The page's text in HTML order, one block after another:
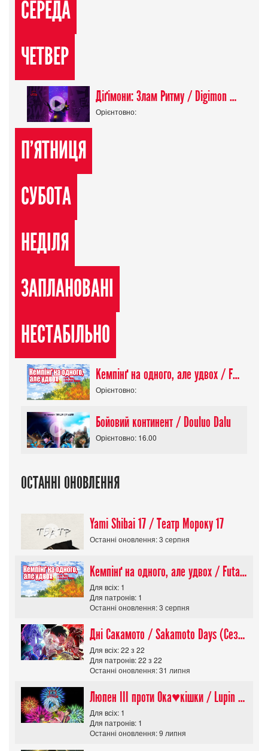
СЕРЕДА
ЧЕТВЕР
Діґімони: Злам Ритму / Digimon Beatbreak
Орієнтовно:
П'ЯТНИЦЯ
СУБОТА
НЕДІЛЯ
ЗАПЛАНОВАНІ
НЕСТАБІЛЬНО
Кемпінґ на одного, але удвох / Futari Solo Camp
Орієнтовно:
Бойовий континент / Douluo Dalu
Орієнтовно: 16.00
ОСТАННІ ОНОВЛЕННЯ
Yami Shibai 17 / Театр Мороку 17
Останні оновлення: 3 серпня
Кемпінґ на одного, але удвох / Futari Solo Camp
Для всіх: 1
Для патронів: 1
Останні оновлення: 3 серпня
Дні Сакамото / Sakamoto Days (Сезон 1)
Для всіх: 22 з 22
Для патронів: 22 з 22
Останні оновлення: 31 липня
Люпен ІІІ проти Ока♥кішки / Lupin III vs Cats Eye Movie
Для всіх: 1
Для патронів: 1
Останні оновлення: 9 липня